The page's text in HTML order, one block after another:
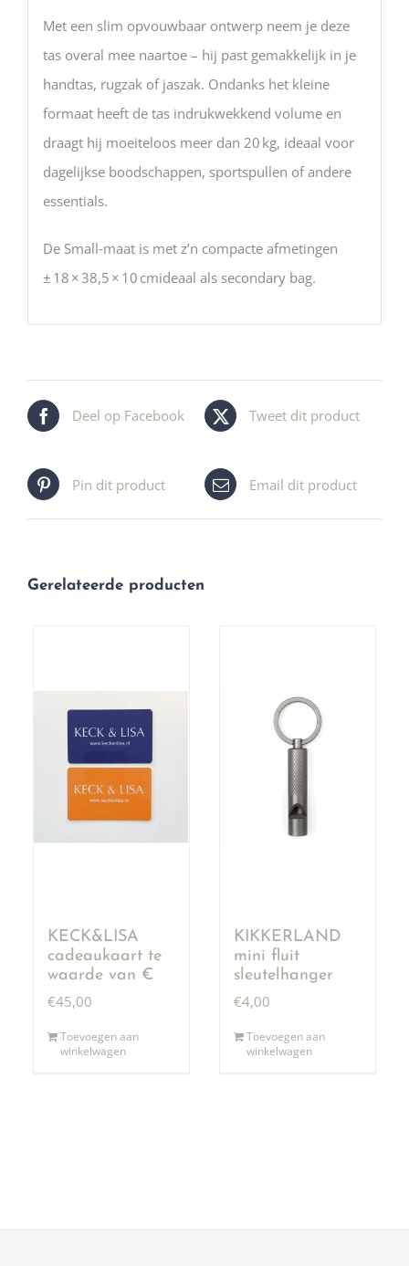
Met een slim opvouwbaar ontwerp neem je deze
tas overal mee naartoe – hij past gemakkelijk in je
handtas, rugzak of jaszak. Ondanks het kleine
formaat heeft de tas indrukwekkend volume en
draagt hij moeiteloos meer dan 20 kg, ideaal voor
dagelijkse boodschappen, sportspullen of andere
essentials.
De Small‑maat is met z’n compacte afmetingen
± 18 × 38,5 × 10 cmideaal als secondary bag.
Deel op Facebook Tweet dit product
Pin dit product Email dit product
Gerelateerde producten
KECK&LISA
cadeaukaart te
waarde van €
50,00
€45,00
Toevoegen aan
winkelwagen
KIKKERLAND
mini fluit
sleutelhanger
€4,00
Toevoegen aan
winkelwagen